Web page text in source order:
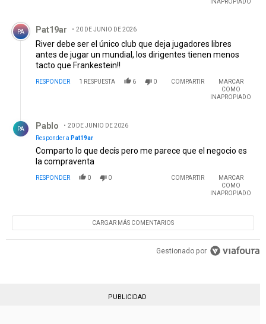
INAPROPIADO
Comentario de Pat19ar.
PA Pat19ar 20 DE JUNIO DE 2026
River debe ser el único club que deja jugadores libres
antes de jugar un mundial, los dirigentes tienen menos
tacto que Frankestein!!
RESPONDER 1 RESPUESTA 6 0 COMPARTIR
MARCAR
COMO
INAPROPIADO
PA Pablo
20 DE JUNIO DE 2026
Responder a Pat19ar
Comparto lo que decís pero me parece que el negocio es
la compraventa
RESPONDER 0 0 COMPARTIR
MARCAR
COMO
INAPROPIADO
CARGAR MÁS COMENTARIOS
Gestionado por
PUBLICIDAD